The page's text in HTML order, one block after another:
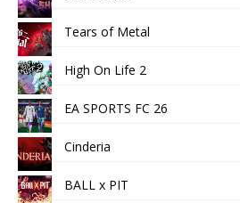
Tears of Metal
High On Life 2
EA SPORTS FC 26
Cinderia
BALL x PIT